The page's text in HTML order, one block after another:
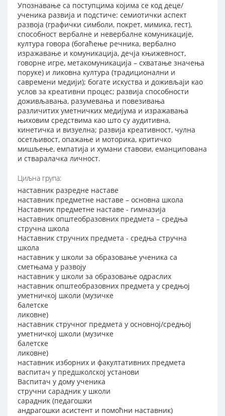
Упознавање са поступцима којима се код деце/
ученика развија и подстиче: семиотички аспект
развоја (графички симболи, покрет, мимика, гест),
способност вербалне и невербалне комуникације,
култура говора (богаћење речника, вербално
изражавање и комуникација, дечја књижевност,
говорне игре, метакомуникација – схватање значења
поруке) и ликовна култура (традиционални и
савремени медији); богате искуства и доживљаји као
услов за креативни процес; развија способности
доживљавања, разумевања и повезивања
различитих уметничких медијума и изражавања
њиховим средствима као што су аудитивна,
кинетичка и визуелна; развија креативност, чулна
осетљивост, опажање и моторика, критичко
мишљење, емпатија и хумани ставови, еманципована
и стваралачка личност.
Циљна група:
наставник разредне наставе
наставник предметне наставе – основна школа
Наставник предметне наставе - гимназија
наставник општеобразовних предмета – средња
стручна школа
Наставник стручних предмета - средња стручна
школа
наставник у школи за образовање ученика са
сметњама у развоју
наставник у школи за образовање одраслих
наставник општеобразовних предмета у средњој
уметничкој школи (музичке
балетске
ликовне)
наставник стручног предмета у основној/средњој
уметничкој школи (музичке
балетске
ликовне)
наставник изборних и факултативних предмета
васпитач у предшколској установи
Васпитач у дому ученика
стручни сарадник у школи
сарадник (педагошки
андрагошки асистент и помоћни наставник)